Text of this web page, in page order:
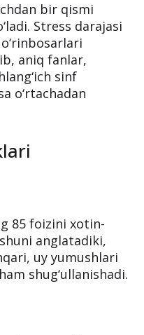
bir qismi
Stress darajasi
aniq fanlar,
sinf
o‘rtachadan
85 foizini xotin-
anglatadiki,
uy yumushlari
shug‘ullanishadi.